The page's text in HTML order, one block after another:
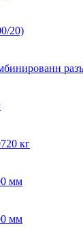
20)
кг
мм
мм